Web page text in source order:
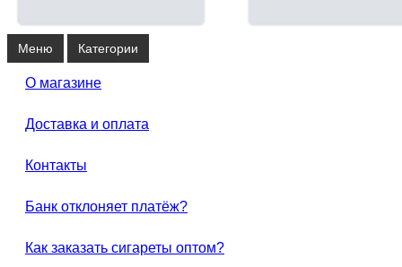
Меню Категории
О магазине
Доставка и оплата
Контакты
Банк отклоняет платёж?
Как заказать сигареты оптом?